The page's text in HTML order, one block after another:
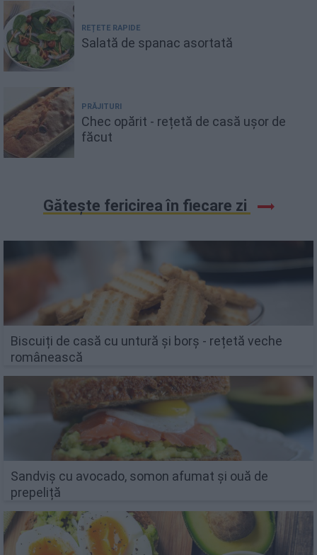
REȚETE RAPIDE
Salată de spanac asortată
PRĂJITURI
Chec opărit - rețetă de casă ușor de
făcut
Gătește fericirea în fiecare zi
Biscuiți de casă cu untură și borș - rețetă veche
românească
Sandviș cu avocado, somon afumat și ouă de
prepeliță